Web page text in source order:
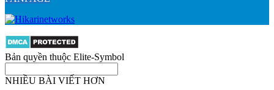
Bản quyền thuộc Elite-Symbol
NHIỀU BÀI VIẾT HƠN